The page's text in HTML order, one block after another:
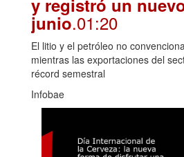
y registró un
junio.01:20
El litio y el petróleo no
mientras las exportaciones del
récord semestral
Infobae